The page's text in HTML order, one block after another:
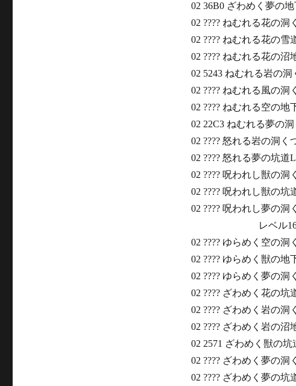
02 36B0 ざわめく夢の
02 ???? ねむれる花の
02 ???? ねむれる花の雪
02 ???? ねむれる花の沼
02 5243 ねむれる岩の
02 ???? ねむれる風の
02 ???? ねむれる空の
02 22C3 ねむれる夢の
02 ???? 怒れる岩の洞く
02 ???? 怒れる夢の坑
02 ???? 呪われし獣の洞
02 ???? 呪われし獣の坑
02 ???? 呪われし夢の洞
レベル
02 ???? ゆらめく空の洞
02 ???? ゆらめく獣の地
02 ???? ゆらめく夢の洞
02 ???? ざわめく花の
02 ???? ざわめく岩の洞
02 ???? ざわめく岩の沼
02 2571 ざわめく獣の
02 ???? ざわめく夢の洞
02 ???? ざわめく夢の